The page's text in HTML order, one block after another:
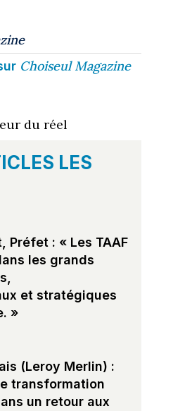
Choiseul Magazine
du réel
LES
Préfet : « Les TAAF
les grands
et stratégiques
»
(Leroy Merlin) :
transformation
un retour aux